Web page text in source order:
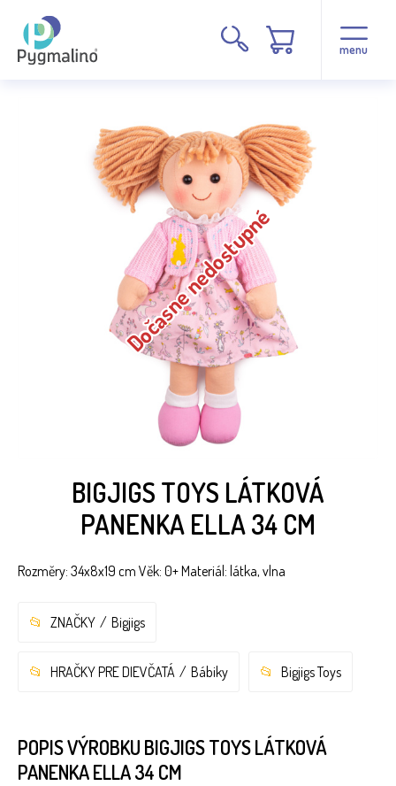
menu
Dočasne nedostupné
BIGJIGS TOYS LÁTKOVÁ
PANENKA ELLA 34 CM
Rozměry: 34x8x19 cm Věk: 0+ Materiál: látka, vlna
ZNAČKY Bigjigs
HRAČKY PRE DIEVČATÁ Bábiky Bigjigs Toys
POPIS VÝROBKU BIGJIGS TOYS LÁTKOVÁ
PANENKA ELLA 34 CM